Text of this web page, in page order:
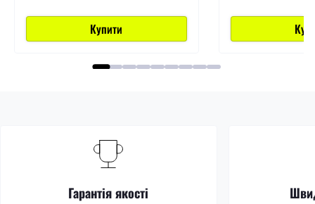
Купити
Гарантія якості